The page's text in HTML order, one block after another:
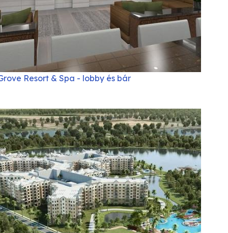
Resort & Spa - lobby és bár